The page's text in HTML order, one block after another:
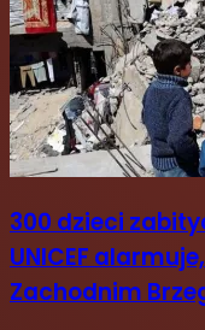
300 dzieci
UNICEF
Zachodnim